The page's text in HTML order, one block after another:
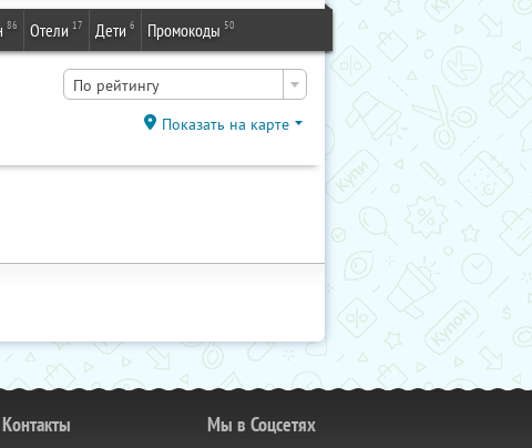
86 Отели 17 Дети 6 Промокоды 50
По рейтингу
Показать на карте
Контакты Мы в Соцсетях